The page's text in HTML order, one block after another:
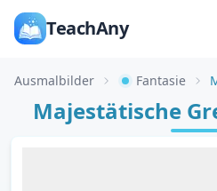
TeachAny
Ausmalbilder Fantasie
Majestätische